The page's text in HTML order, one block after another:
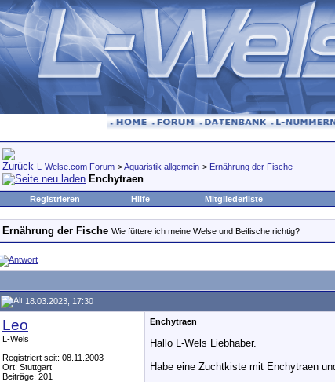
L-Welse.com Forum >Aquaristik allgemein > Ernährung der Fische
Enchytraen
Registrieren Hilfe Mitgliederliste
Ernährung der Fische Wie füttere ich meine Welse und Beifische richtig?
18.03.2023, 17:30
Leo
L-Wels
Registriert seit: 08.11.2003
Ort: Stuttgart
Beiträge: 201
Enchytraen
Hallo L-Wels Liebhaber.
Habe eine Zuchtkiste mit Enchytraen